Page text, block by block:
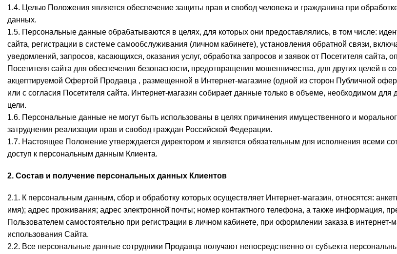
1.4. Целью Положения является обеспечение защиты прав и свобод человека и гражданина при
данных.
1.5. Персональные данные обрабатываются в целях, для которых они предоставлялись, в том числе:
сайта, регистрации в системе самообслуживания (личном кабинете), установления обратной связи,
уведомлений, запросов, касающихся, оказания услуг, обработка запросов и заявок от Посетителя сайта,
Посетителя сайта для обеспечения безопасности, предотвращения мошенничества, для других целей в
акцептируемой Офертой Продавца , размещенной в Интернет-магазине (одной из сторон Публичной
или с согласия Посетителя сайта. Интернет-магазин собирает данные только в объеме, необходимом для
цели.
1.6. Персональные данные не могут быть использованы в целях причинения имущественного и
затруднения реализации прав и свобод граждан Российской Федерации.
1.7. Настоящее Положение утверждается директором и является обязательным для исполнения всеми
доступ к персональным данным Клиента.
2. Состав и получение персональных данных Клиентов
2.1. К персональным данным, сбор и обработку которых осуществляет Интернет-магазин, относятся:
имя); адрес проживания; адрес электронной̆ почты; номер контактного телефона, а также информация,
Пользователем самостоятельно при регистрации в личном кабинете, при оформлении заказа в интернет-
использования Сайта.
2.2. Все персональные данные сотрудники Продавца получают непосредственно от субъекта